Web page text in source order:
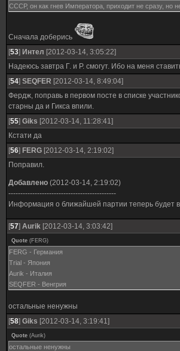
СССР, он как гнев Императора, приходит не сразу, но
Сначала доберись
[53] Интел [2012-03-14, 3:05:22]
Надеюсь завтра Г. и Р. смогут. Ибо на меня
[54] SEQFER [2012-03-14, 8:49:04]
Фердж, поправь в первом посте в списке
старны да и Гикса впили.
[55] Giks [2012-03-14, 11:28:41]
Кстати да
[56] FERG [2012-03-14, 2:19:02]
Поправил.
Добавлено (2012-03-14, 2:19:02)
---------------------------------------------
Информация о ближайшей партии теперь будет
[57] Aurik [2012-03-14, 3:03:42]
Quote (FERG)
FERG - Германия
Trial - Япония
Aurik - Италия
SEQFER - Венгрия
остальные ненужны
[58] Giks [2012-03-14, 3:19:41]
Quote (Aurik)
остальные ненужны